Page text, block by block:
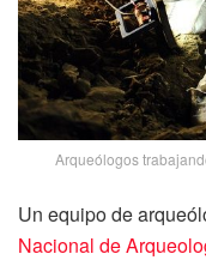
Arqueólogos
Un equipo de
Nacional de